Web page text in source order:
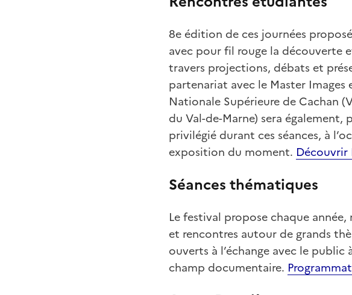
8e édition de ces journées
avec pour fil rouge la découverte
travers projections, débats et
partenariat avec le Master Images
Nationale Supérieure de Cachan
du Val-de-Marne) sera
privilégié durant ces séances, à
exposition du moment. Découvrir
Séances thématiques
Le festival propose chaque
et rencontres autour de grands
ouverts à l’échange avec le
champ documentaire.